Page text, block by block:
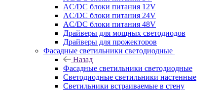
AC/DC блоки питания 12V
AC/DC блоки питания 24V
AC/DC блоки питания 48V
Драйверы для мощных светодиодов
Драйверы для прожекторов
Фасадные светильники светодиодные
Назад
Фасадные светильники светодиодные
Светодиодные светильники настенные
Светильники встраиваемые в стену